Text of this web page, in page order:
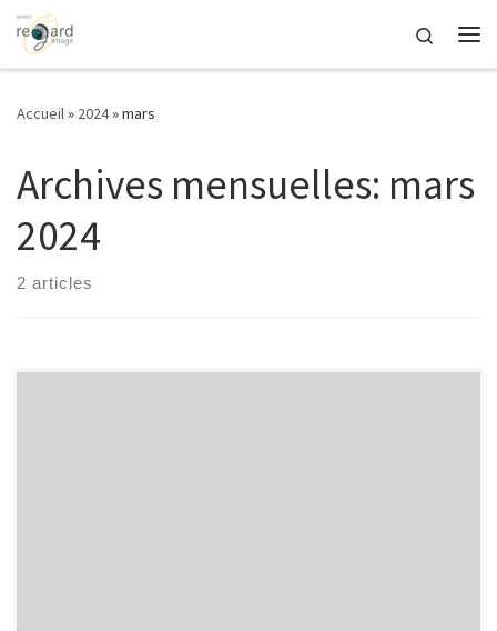
Passer au contenu
Search
Accueil» 2024»mars
Archives mensuelles: mars
2024
2 articles